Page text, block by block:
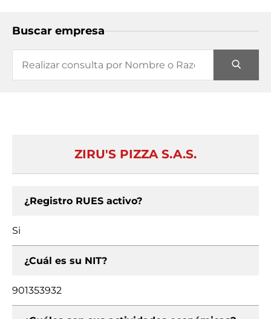
Buscar empresa
ZIRU'S PIZZA S.A.S.
¿Registro RUES activo?
Si
¿Cuál es su NIT?
901353932